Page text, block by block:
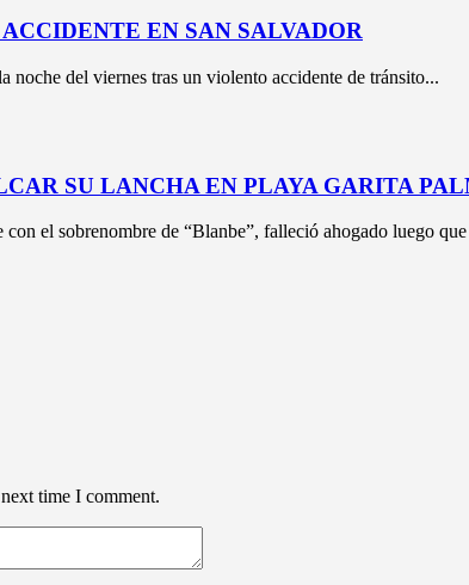
EN SAN SALVADOR
del viernes tras un violento accidente de tránsito...
SU LANCHA EN PLAYA GARITA
el sobrenombre de “Blanbe”, falleció ahogado luego
time I comment.